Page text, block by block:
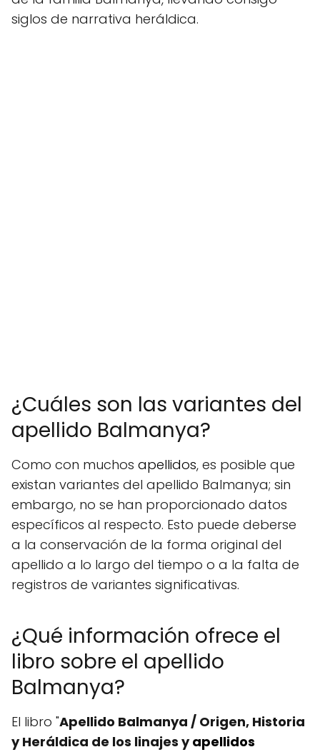
siglos de narrativa heráldica.
¿Cuáles son las variantes del
apellido Balmanya?
Como con muchos apellidos, es posible que
existan variantes del apellido Balmanya; sin
embargo, no se han proporcionado datos
específicos al respecto. Esto puede deberse
a la conservación de la forma original del
apellido a lo largo del tiempo o a la falta de
registros de variantes significativas.
¿Qué información ofrece el
libro sobre el apellido
Balmanya?
El libro "Apellido Balmanya / Origen, Historia
y Heráldica de los linajes yapellidos